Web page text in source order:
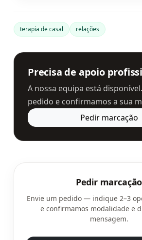
terapia de casal relações
Precisa de apoio
A nossa equipa está
pedido e confirmamos a sua
Pedir marcação
Pedir marcação
Envie um pedido — indique 2–3
e confirmamos modalidade e
mensagem.